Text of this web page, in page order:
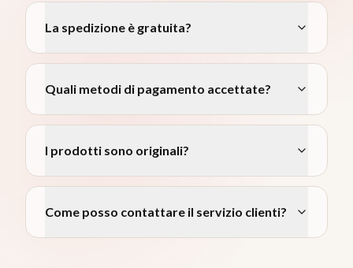
La spedizione è gratuita?
Quali metodi di pagamento accettate?
I prodotti sono originali?
Come posso contattare il servizio clienti?